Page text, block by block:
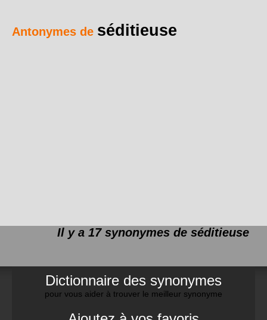
Antonymes de séditieuse
Il y a 17 synonymes de séditieuse
Dictionnaire des synonymes
pour vous aider à trouver le meilleur synonyme